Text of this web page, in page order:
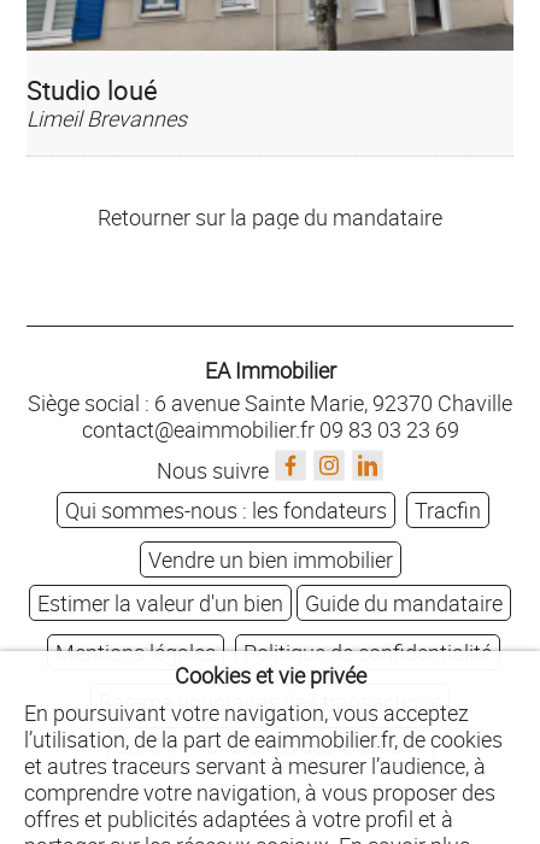
Studio loué
Limeil Brevannes
Retourner sur la page du mandataire
EA Immobilier
Siège social : 6 avenue Sainte Marie, 92370 Chaville
contact@eaimmobilier.fr 09 83 03 23 69
Nous suivre
Qui sommes-nous : les fondateurs
Tracfin
Vendre un bien immobilier
Estimer la valeur d'un bien
Guide du mandataire
Mentions légales
Politique de confidentialité
Barème honoraires des transactions
Barème honoraires des locations
Cookies et vie privée
En poursuivant votre navigation, vous acceptez
l’utilisation, de la part de eaimmobilier.fr, de cookies
et autres traceurs servant à mesurer l’audience, à
comprendre votre navigation, à vous proposer des
offres et publicités adaptées à votre profil et à